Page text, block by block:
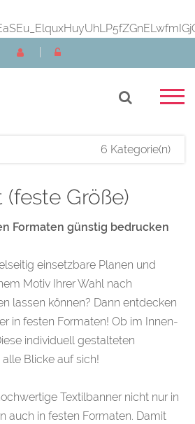
6 Kategorie(n)
Größe)
Formaten günstig bedrucken
einsetzbare Planen und
Motiv Ihrer Wahl nach
lassen können? Dann entdecken
in festen Formaten! Ob im Innen-
individuell gestalteten
Blicke auf sich!
Textilbanner nicht nur in
auch in festen Formaten. Damit